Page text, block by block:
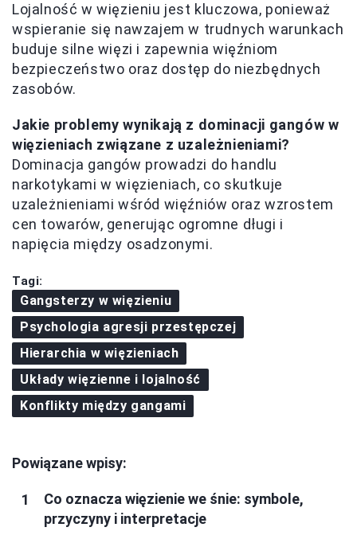
Lojalność w więzieniu jest kluczowa, ponieważ
wspieranie się nawzajem w trudnych warunkach
buduje silne więzi i zapewnia więźniom
bezpieczeństwo oraz dostęp do niezbędnych
zasobów.
Jakie problemy wynikają z dominacji gangów w
więzieniach związane z uzależnieniami?
Dominacja gangów prowadzi do handlu
narkotykami w więzieniach, co skutkuje
uzależnieniami wśród więźniów oraz wzrostem
cen towarów, generując ogromne długi i
napięcia między osadzonymi.
Tagi:
Gangsterzy w więzieniu
Psychologia agresji przestępczej
Hierarchia w więzieniach
Układy więzienne i lojalność
Konflikty między gangami
Powiązane wpisy:
Co oznacza więzienie we śnie: symbole,
przyczyny i interpretacje